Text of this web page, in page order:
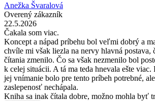
Anežka Švaralová
Overený zákazník
22.5.2026
Čakala som viac.
Koncept a nápad príbehu bol veľmi dobrý a
chvíle mi však liezla na nervy hlavná postava,
čítania zmenilo. Čo sa však nezmenilo bol
k celej situácii. A tá ma teda hnevala ešte viac.
jej vnímanie bolo pre tento príbeh potrebné,
zaslepenosť nechápala.
Kniha sa inak čítala dobre, možno mohla byť